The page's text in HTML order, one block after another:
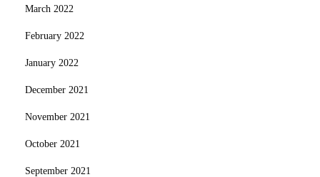
March 2022
February 2022
January 2022
December 2021
November 2021
October 2021
September 2021